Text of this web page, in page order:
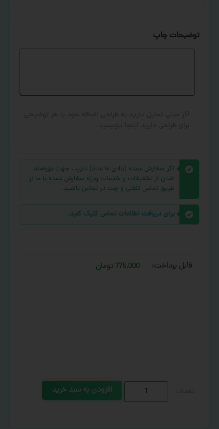
توضیحات چاپ
اگر سفارش عمده (بالای ۱۰ عدد) دارید، جهت بهره‌مند
شدن از تخفیفات و خدمات ویژه سفارش عمده با ما از
طریق تماس تلفنی و چت در تماس باشید.
برای دریافت اطلاعات تماس کلیک کنید.
قابل پرداخت: 775,000 تومان
افزودن به سبد خرید